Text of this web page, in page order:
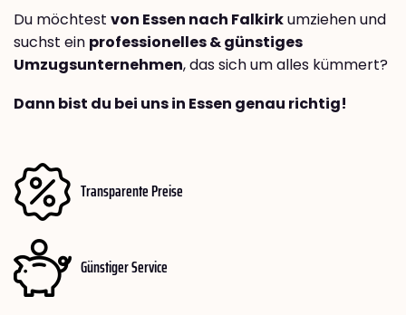
Du möchtest von Essen nach Falkirkumziehen und
suchst ein professionelles & günstiges
Umzugsunternehmen, das sich um alles kümmert?
Dann bist du bei uns in Essen genau richtig!
Transparente Preise
Günstiger Service